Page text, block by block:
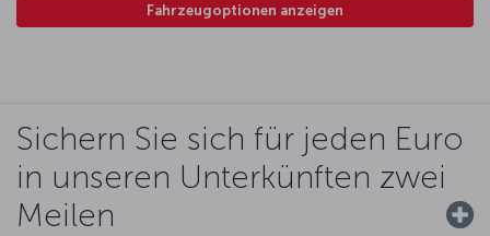
Fahrzeugoptionen anzeigen
Sichern Sie sich für jeden Euro
in unseren Unterkünften zwei
Meilen